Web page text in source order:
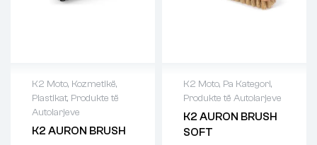
K2 Moto, Kozmetikë,
Plastikat, Produkte të
Autolarjeve
K2 AURON BRUSH
K2 Moto, Pa Kategori,
Produkte të Autolarjeve
K2 AURON BRUSH
SOFT